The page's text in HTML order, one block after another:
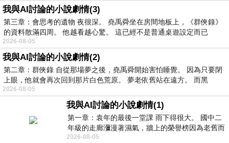
我與AI討論的小說劇情(3)
第三章：會思考的遺物 夜很深。 堯禹舜坐在房間地板上，《群俠錄》
的資料散滿四周。 他越看越心驚。 這已經不是普通桌遊設定而已
2026-08-05
我與AI討論的小說劇情(2)
第二章：群俠錄 自從那場夢之後，堯禹舜開始害怕睡覺。 因為只要閉
上眼，他就會再次回到那片白色荒原。 夢老依舊站在遠方。 而黑
2026-08-05
我與AI討論的小說劇情(1)
第一章：袁年的最後一堂課 雨下得很大。 國中二
年級的走廊瀰漫著濕氣，牆上的榮譽榜因為老舊而
微微捲起。 堯禹舜站在辦公室外，手
2026-08-05